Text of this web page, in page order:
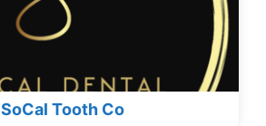
SoCal Tooth Co